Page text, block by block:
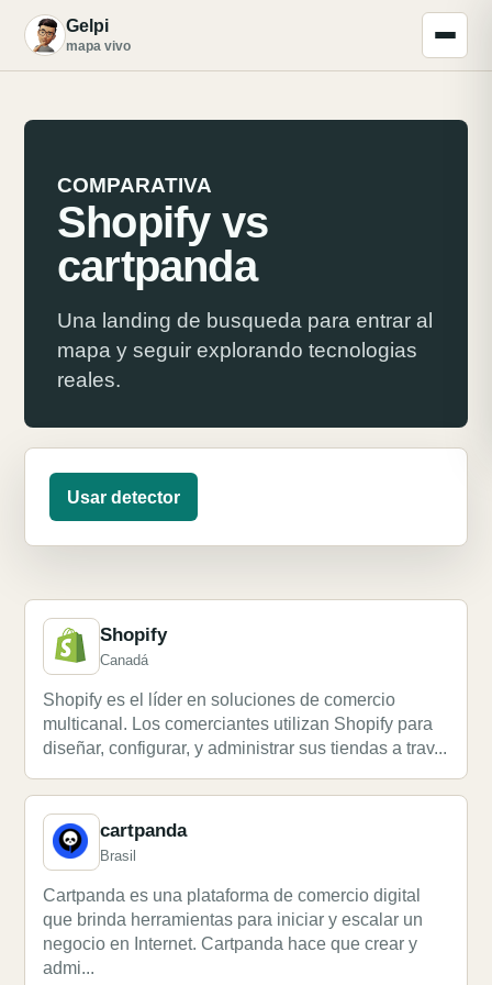
G Gelpi
mapa vivo
COMPARATIVA
Shopify vs
cartpanda
Una landing de busqueda para entrar al
mapa y seguir explorando tecnologias
reales.
Usar detector
Shopify
Canadá
Shopify es el líder en soluciones de comercio
multicanal. Los comerciantes utilizan Shopify para
diseñar, configurar, y administrar sus tiendas a trav...
cartpanda
Brasil
Cartpanda es una plataforma de comercio digital
que brinda herramientas para iniciar y escalar un
negocio en Internet. Cartpanda hace que crear y
admi...